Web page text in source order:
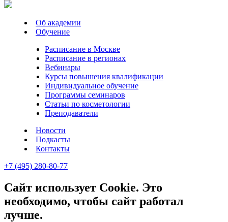
Об академии
Обучение
Расписание в Москве
Расписание в регионах
Вебинары
Курсы повышения квалификации
Индивидуальное обучение
Программы семинаров
Статьи по косметологии
Преподаватели
Новости
Подкасты
Контакты
+7 (495) 280-80-77
Сайт использует Cookie. Это
необходимо, чтобы сайт работал
лучше.